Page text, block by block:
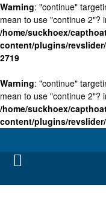
Warning: "continue"
mean to use "continue 2"?
/home/suckhoex/
content/plugins/
2719
Warning: "continue"
mean to use "continue 2"?
/home/suckhoex/
content/plugins/